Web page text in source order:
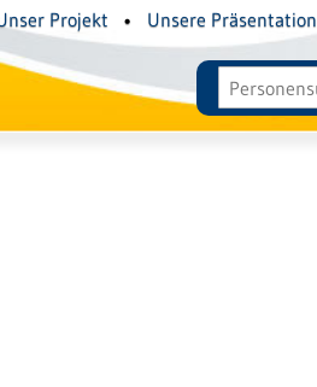
Projekt • Unsere Präsentation